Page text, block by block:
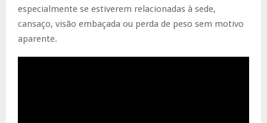
especialmente se estiverem relacionadas à sede,
cansaço, visão embaçada ou perda de peso sem motivo
aparente.